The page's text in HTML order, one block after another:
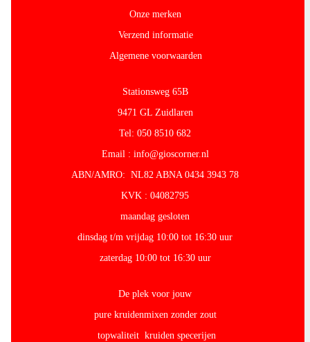
Onze merken
Verzend informatie
Algemene voorwaarden
Stationsweg 65B
9471 GL Zuidlaren
Tel: 050 8510 682
Email : info@gioscorner.nl
ABN/AMRO: NL82 ABNA 0434 3943 78
KVK : 04082795
maandag gesloten
dinsdag t/m vrijdag 10:00 tot 16:30 uur
zaterdag 10:00 tot 16:30 uur
De plek voor jouw
pure kruidenmixen zonder zout
topwaliteit kruiden specerijen